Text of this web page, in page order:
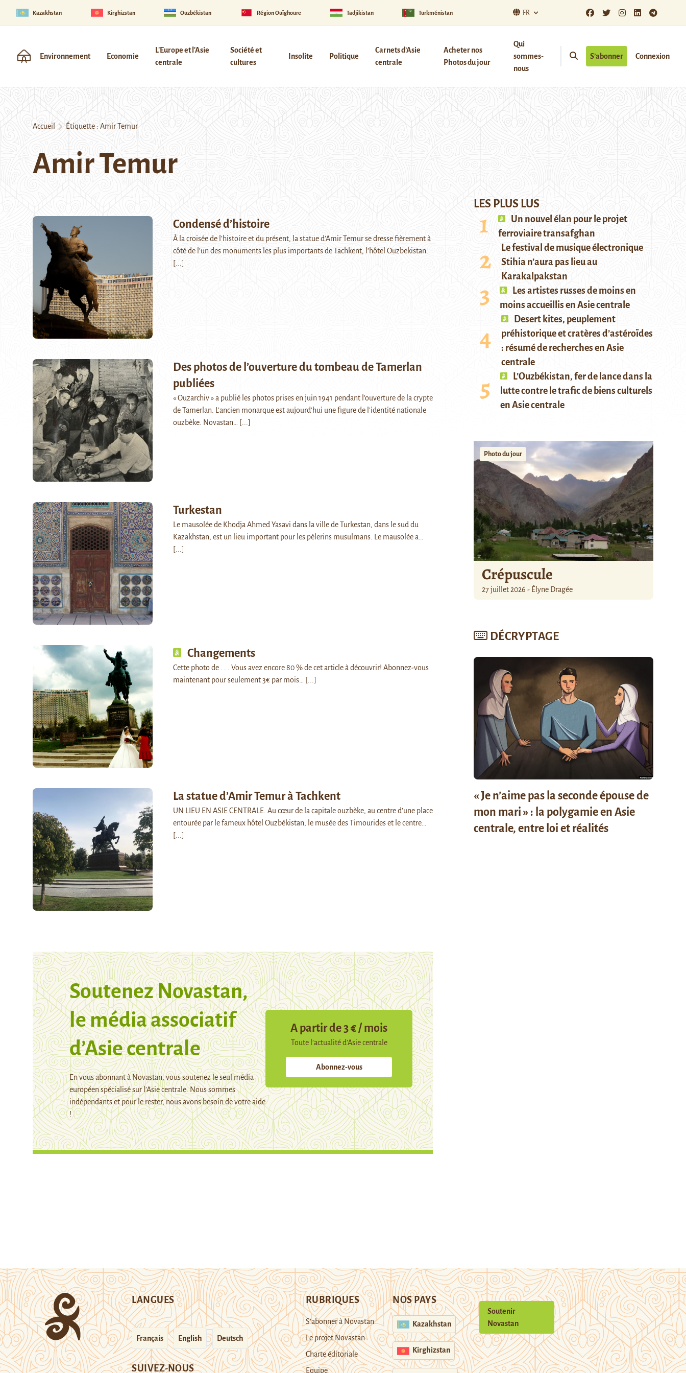
Kazakhstan Kirghizstan Ouzbékistan Région Ouïghoure Tadjikistan Turkménistan FR
Environnement Economie
L'Europe et l'Asie
centrale
Société et
cultures
Insolite Politique
Carnets d’Asie
centrale
Acheter nos
Photos du jour
Qui
sommes-
nous
S’abonner Connexion
Accueil Étiquette : Amir Temur
Amir Temur
Condensé d’histoire
À la croisée de l’histoire et du présent, la statue d’Amir Temur se dresse fièrement à
côté de l’un des monuments les plus importants de Tachkent, l’hôtel Ouzbekistan.
[...]
Des photos de l’ouverture du tombeau de Tamerlan
publiées
« Ouzarchiv » a publié les photos prises en juin 1941 pendant l’ouverture de la crypte
de Tamerlan. L’ancien monarque est aujourd’hui une figure de l’identité nationale
ouzbèke. Novastan…
[...]
Turkestan
Le mausolée de Khodja Ahmed Yasavi dans la ville de Turkestan, dans le sud du
Kazakhstan, est un lieu important pour les pèlerins musulmans. Le mausolée a…
[...]
Changements
Cette photo de . . . Vous avez encore 80 % de cet article à découvrir! Abonnez-vous
maintenant pour seulement 3€ par mois…
[...]
La statue d’Amir Temur à Tachkent
UN LIEU EN ASIE CENTRALE. Au cœur de la capitale ouzbèke, au centre d’une place
entourée par le fameux hôtel Ouzbékistan, le musée des Timourides et le centre…
[...]
Soutenez Novastan,
le média associatif
d’Asie centrale
En vous abonnant à Novastan, vous soutenez le seul média
européen spécialisé sur l’Asie centrale. Nous sommes
indépendants et pour le rester, nous avons besoin de votre aide
!
A partir de 3 € / mois
Toute l’actualité d’Asie centrale
Abonnez-vous
LES PLUS LUS
Un nouvel élan pour le projet
ferroviaire transafghan
Le festival de musique électronique
Stihia n’aura pas lieu au
Karakalpakstan
Les artistes russes de moins en
moins accueillis en Asie centrale
Desert kites, peuplement
préhistorique et cratères d’astéroïdes
: résumé de recherches en Asie
centrale
L’Ouzbékistan, fer de lance dans la
lutte contre le trafic de biens culturels
en Asie centrale
Photo du jour
Crépuscule
27 juillet 2026 - Élyne Dragée
DÉCRYPTAGE
« Je n’aime pas la seconde épouse de
mon mari » : la polygamie en Asie
centrale, entre loi et réalités
LANGUES
Français English Deutsch
SUIVEZ-NOUS
RUBRIQUES
S’abonner à Novastan
Le projet Novastan
Charte éditoriale
Equipe
NOS PAYS
Kazakhstan
Kirghizstan
Soutenir
Novastan